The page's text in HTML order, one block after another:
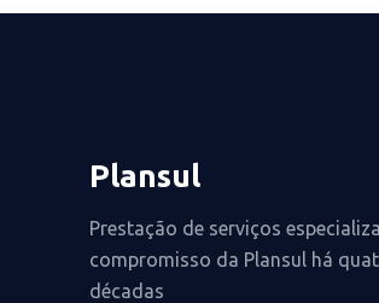
Plansul
Prestação de serviços
compromisso da Plansul há
décadas